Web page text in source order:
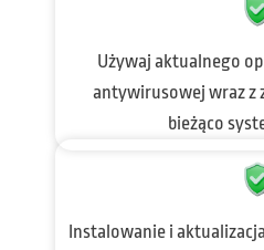
Używaj aktualnego
antywirusowej wraz z
bieżąco
Instalowanie i